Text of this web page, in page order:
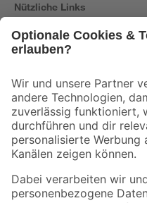
Nützliche Links
Der toom Newsletter: Keine
Zur Newsletter
Folge uns